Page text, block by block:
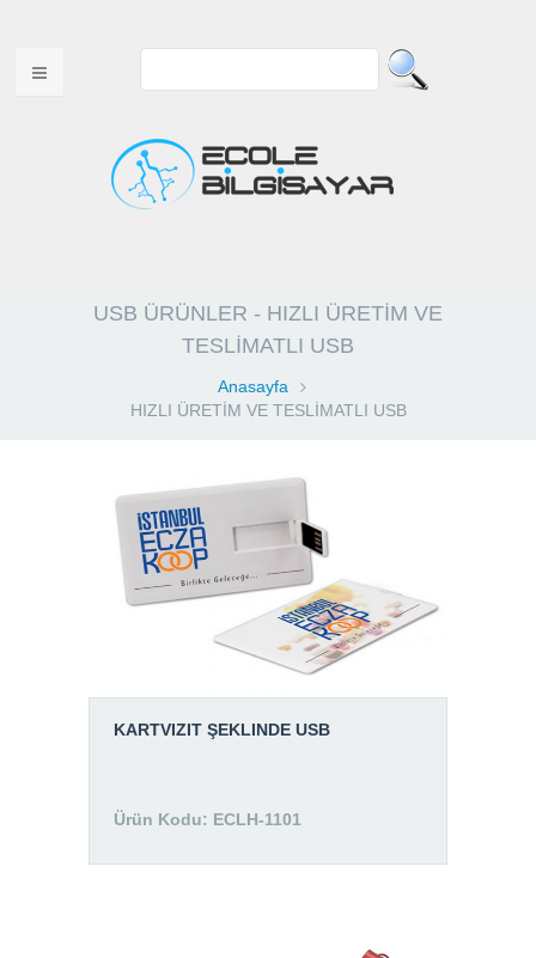
HAKKIMIZDA
VİDEOLAR
BLOG
USB ÜRÜNLER - HIZLI ÜRETİM VE
TESLİMATLI USB
Anasayfa
HIZLI ÜRETİM VE TESLİMATLI USB
KARTVIZIT ŞEKLINDE USB
Ürün Kodu: ECLH-1101